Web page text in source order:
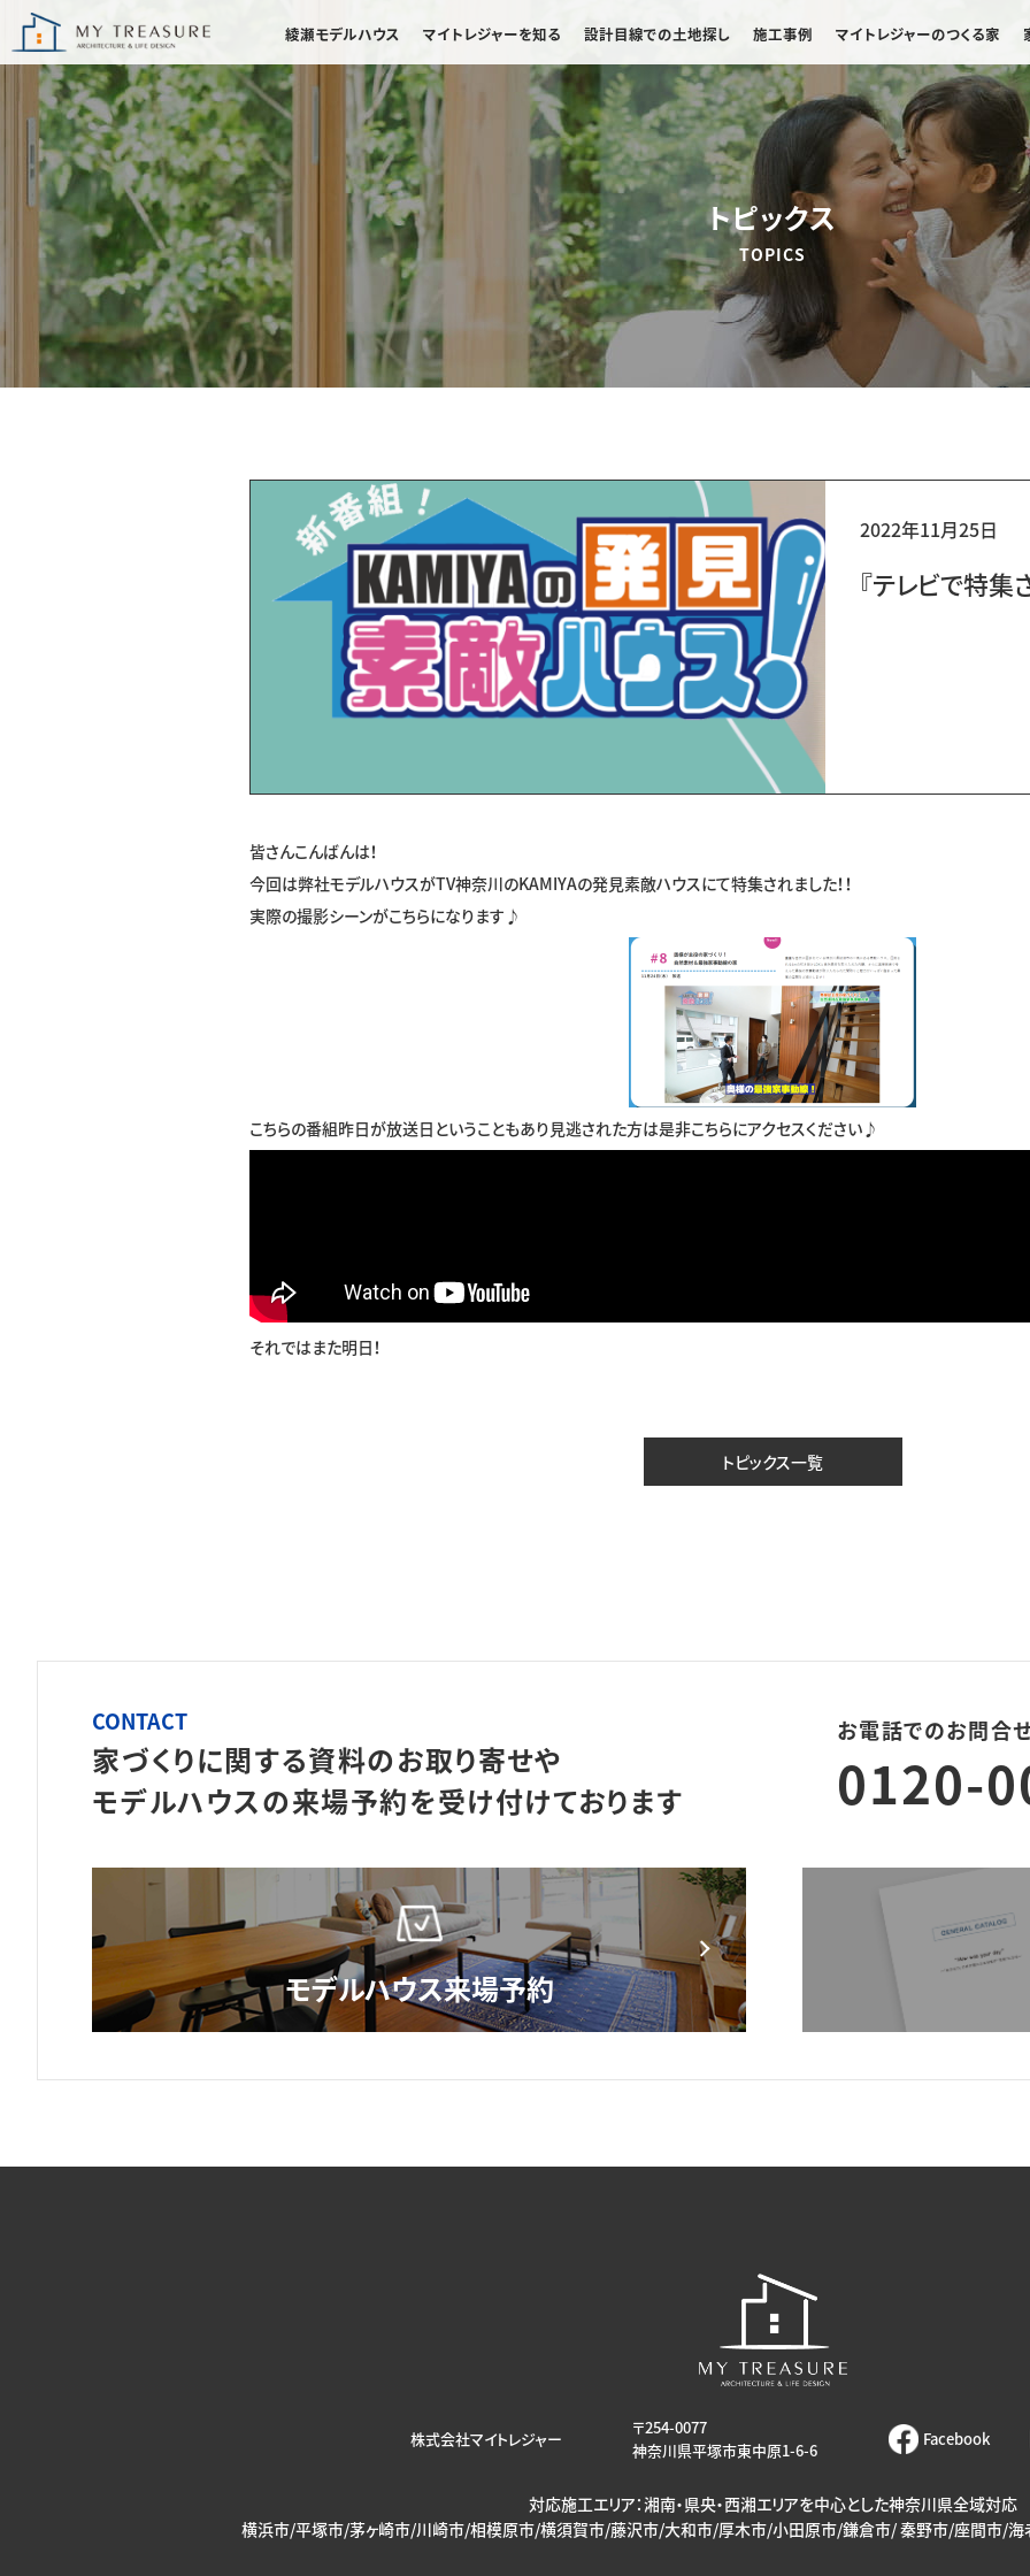
綾瀬モデルハウス マイトレジャーを知る 設計目線での土地探し 施工事例 マイトレジャーのつくる家
トピックス
TOPICS
2022年11月25日
『テレビで特集
皆さんこんばんは！
今回は弊社モデルハウスがTV神奈川のKAMIYAの発見素敵ハウスにて特集されました！！
実際の撮影シーンがこちらになります♪
こちらの番組昨日が放送日ということもあり見逃された方は是非こちらにアクセスください♪
それではまた明日！
トピックス一覧
CONTACT
家づくりに関する資料のお取り寄せや
モデルハウスの来場予約を受け付けております
お電話でのお問合
0120-
株式会社マイトレジャー
〒254-0077
神奈川県平塚市東中原1-6-6
Facebook
対応施工エリア：湘南・県央・西湘エリアを中心とした神奈川県全域対応
横浜市/平塚市/茅ヶ崎市/川崎市/相模原市/横須賀市/藤沢市/大和市/厚木市/小田原市/鎌倉市/ 秦野市/座間市/